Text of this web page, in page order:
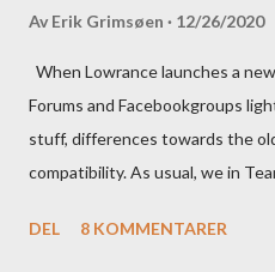
Av Erik Grimsøen 12/26/2020
When Lowrance launches a
Forums and Facebookgroups
stuff, differences towards the
compatibility. As usual, we in
in-your-boat approach.
DEL 8 KOMMENTARER